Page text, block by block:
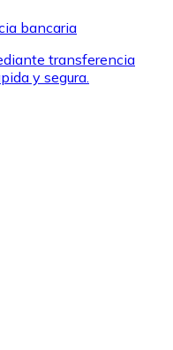
para comprar
marcas favoritas con
bancaria
transferencia
y segura.